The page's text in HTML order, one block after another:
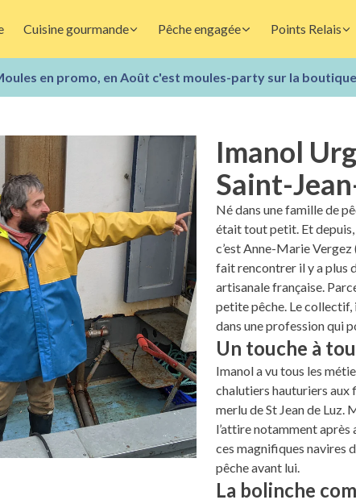
Cuisine gourmande Pêche engagée Points Relais
en promo, en Août c'est moules-party sur la boutique
Imanol
Saint-
Né dans une famille de
était tout petit. Et
c’est Anne-Marie
fait rencontrer il y a plus
artisanale française.
petite pêche. Le collectif,
dans une profession qui
Un touche à
Imanol a vu tous les
chalutiers hauturiers aux
merlu de St Jean de Luz.
l’attire notamment après
ces magnifiques navires
pêche avant lui.
La bolinche